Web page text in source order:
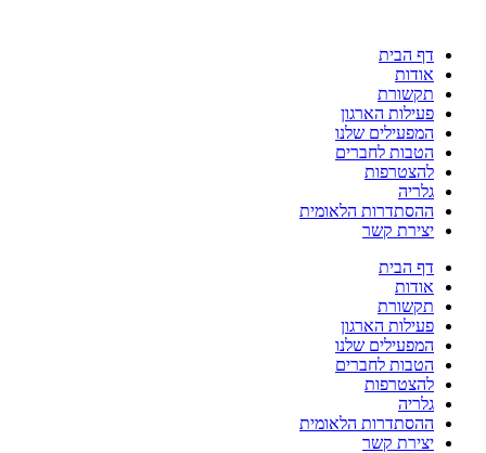
דף הבית
אודות
תקשורת
פעילות הארגון
המפעילים שלנו
הטבות לחברים
להצטרפות
גלריה
ההסתדרות הלאומית
יצירת קשר
דף הבית
אודות
תקשורת
פעילות הארגון
המפעילים שלנו
הטבות לחברים
להצטרפות
גלריה
ההסתדרות הלאומית
יצירת קשר